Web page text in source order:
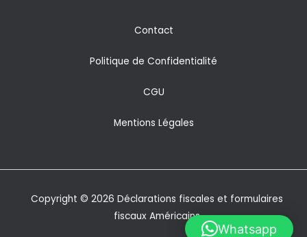
Contact
Politique de Confidentialité
CGU
Mentions Légales
Copyright © 2026 Déclarations fiscales et formulaires
fiscaux Américains
Whatsapp